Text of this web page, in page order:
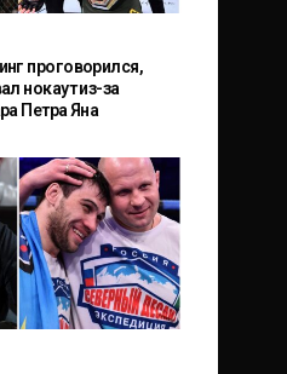
проговорился,
нокаут из-за
Петра Яна